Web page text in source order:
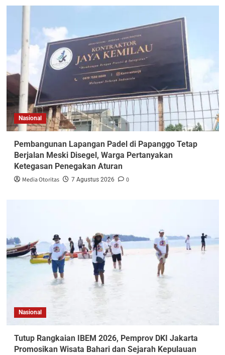
Nasional
Pembangunan Lapangan Padel di Papanggo Tetap
Berjalan Meski Disegel, Warga Pertanyakan
Ketegasan Penegakan Aturan
Media Otoritas 7 Agustus 2026 0
Nasional
Tutup Rangkaian IBEM 2026, Pemprov DKI Jakarta
Promosikan Wisata Bahari dan Sejarah Kepulauan